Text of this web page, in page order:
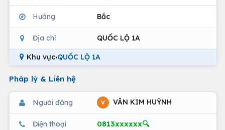
Hướng Bắc
Địa chỉ QUỐC LỘ 1A
Khu vực›QUỐC LỘ 1A
Pháp lý & Liên hệ
Người đăng V VÂN KIM HUỲNH
Điện thoại 0813xxxxxx🔍